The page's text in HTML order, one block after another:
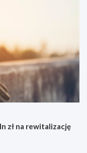
zł na rewitalizację